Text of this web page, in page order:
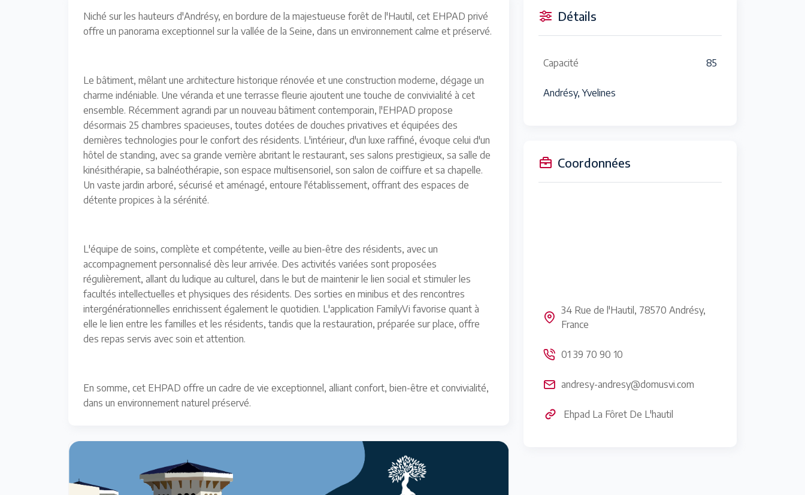
Niché sur les hauteurs d'Andrésy, en bordure de la majestueuse forêt de l'Hautil, cet EHPAD privé
offre un panorama exceptionnel sur la vallée de la Seine, dans un environnement calme et préservé.
Le bâtiment, mêlant une architecture historique rénovée et une construction moderne, dégage un
charme indéniable. Une véranda et une terrasse fleurie ajoutent une touche de convivialité à cet
ensemble. Récemment agrandi par un nouveau bâtiment contemporain, l'EHPAD propose
désormais 25 chambres spacieuses, toutes dotées de douches privatives et équipées des
dernières technologies pour le confort des résidents. L'intérieur, d'un luxe raffiné, évoque celui d'un
hôtel de standing, avec sa grande verrière abritant le restaurant, ses salons prestigieux, sa salle de
kinésithérapie, sa balnéothérapie, son espace multisensoriel, son salon de coiffure et sa chapelle.
Un vaste jardin arboré, sécurisé et aménagé, entoure l'établissement, offrant des espaces de
détente propices à la sérénité.
L'équipe de soins, complète et compétente, veille au bien-être des résidents, avec un
accompagnement personnalisé dès leur arrivée. Des activités variées sont proposées
régulièrement, allant du ludique au culturel, dans le but de maintenir le lien social et stimuler les
facultés intellectuelles et physiques des résidents. Des sorties en minibus et des rencontres
intergénérationnelles enrichissent également le quotidien. L'application FamilyVi favorise quant à
elle le lien entre les familles et les résidents, tandis que la restauration, préparée sur place, offre
des repas servis avec soin et attention.
En somme, cet EHPAD offre un cadre de vie exceptionnel, alliant confort, bien-être et convivialité,
dans un environnement naturel préservé.
Détails
Capacité 85
Andrésy, Yvelines
Coordonnées
34 Rue de l'Hautil, 78570 Andrésy,
France
01 39 70 90 10
andresy-andresy@domusvi.com
Ehpad La Fôret De L'hautil